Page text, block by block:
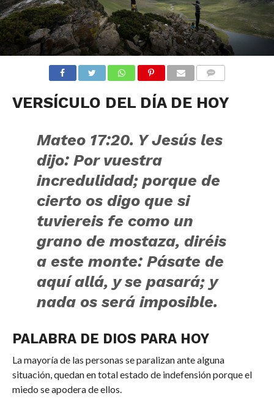
VERSÍCULO DEL DÍA DE HOY
Mateo 17:20. Y Jesús les
dijo: Por vuestra
incredulidad; porque de
cierto os digo que si
tuviereis fe como un
grano de mostaza, diréis
a este monte: Pásate de
aquí allá, y se pasará; y
nada os será imposible.
PALABRA DE DIOS PARA HOY
La mayoría de las personas se paralizan ante alguna
situación, quedan en total estado de indefensión porque el
miedo se apodera de ellos.